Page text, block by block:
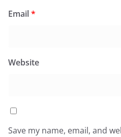
Email*
Website
Save my name, email, and